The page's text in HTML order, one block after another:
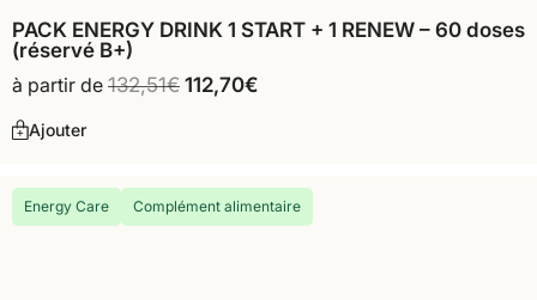
PACK ENERGY DRINK 1 START + 1 RENEW – 60 doses
(réservé B+)
à partir de 132,51€ 112,70€
Ajouter
Energy Care Complément alimentaire